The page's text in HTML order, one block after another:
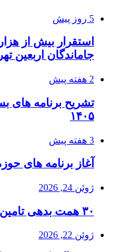
5 روز پیش
استقرار بیش از
جاماندگان اربعین
2 هفته پیش
تشریح برنامه های
۱۴۰۵
3 هفته پیش
آغاز برنامه های
ژوئن 24, 2026
۳۰ همت بدهی تامین اجتماعی به وزارت بهداشت
ژوئن 22, 2026